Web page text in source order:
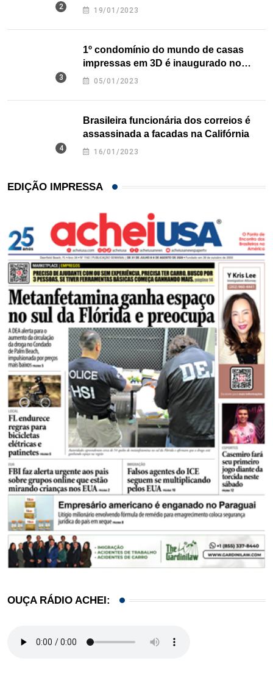
nos EUA
19/01/2023
1º condomínio do mundo de casas
impressas em 3D é inaugurado no
Texas
05/01/2023
Brasileira funcionária dos correios é
assassinada a facadas na Califórnia
16/01/2023
EDIÇÃO IMPRESSA
OUÇA RÁDIO ACHEI: